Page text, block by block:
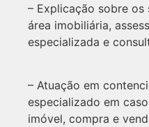
– Explicação sobre
área imobiliária,
especializada e
– Atuação em
especializado em
imóvel, compra e